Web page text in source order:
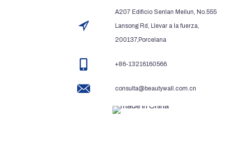
A207 Edificio Senlan Meilun, No.555
Lansong Rd, Llevar a la fuerza,
200137,Porcelana
+86-13216160566
consulta@beautywall.com.cn